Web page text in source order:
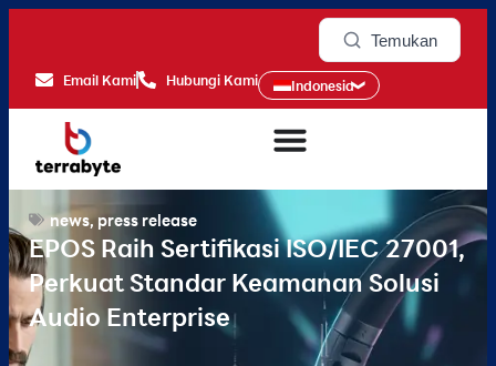
Temukan
Email Kami Hubungi Kami Indonesia
news,press release
EPOS Raih Sertifikasi ISO/IEC 27001,
Perkuat Standar Keamanan Solusi
Audio Enterprise